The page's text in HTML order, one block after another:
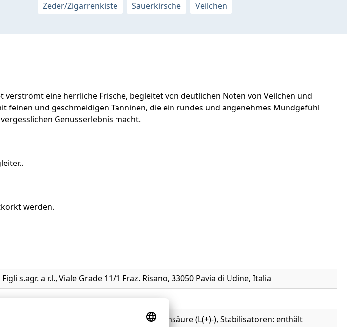
Zeder/Zigarrenkiste Sauerkirsche Veilchen
eine herrliche Frische, begleitet von deutlichen Noten von Veilchen und
feinen und geschmeidigen Tanninen, die ein rundes und angenehmes Mundgefühl
Genusserlebnis macht.
werden.
s.agr. a r.l., Viale Grade 11/1 Fraz. Risano, 33050 Pavia di Udine, Italia
Säureregulatoren enthält Weinsäure (L(+)-), Stabilisatoren: enthält